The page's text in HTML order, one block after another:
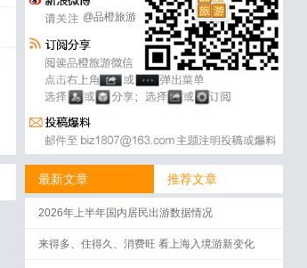
@品橙旅游
最新文章 推荐文章
2026年上半年国内居民出游数据情况
来得多、住得久、消费旺 看上海入境游新变化